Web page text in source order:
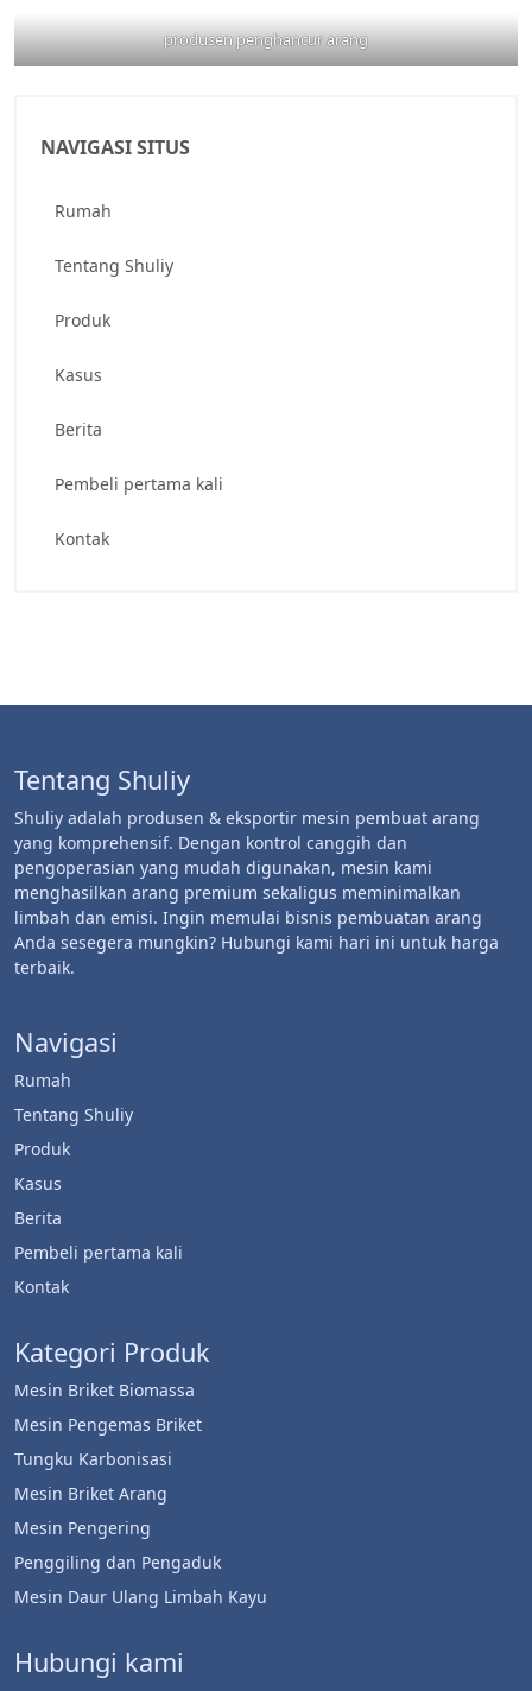
NAVIGASI SITUS
Rumah
Tentang Shuliy
Produk
Kasus
Berita
Pembeli pertama kali
Kontak
produsen penghancur arang
Tentang Shuliy
Shuliy adalah produsen & eksportir mesin pembuat arang
yang komprehensif. Dengan kontrol canggih dan
pengoperasian yang mudah digunakan, mesin kami
menghasilkan arang premium sekaligus meminimalkan
limbah dan emisi. Ingin memulai bisnis pembuatan arang
Anda sesegera mungkin? Hubungi kami hari ini untuk harga
terbaik.
Navigasi
Rumah
Tentang Shuliy
Produk
Kasus
Berita
Pembeli pertama kali
Kontak
Kategori Produk
Mesin Briket Biomassa
Mesin Pengemas Briket
Tungku Karbonisasi
Mesin Briket Arang
Mesin Pengering
Penggiling dan Pengaduk
Mesin Daur Ulang Limbah Kayu
Hubungi kami